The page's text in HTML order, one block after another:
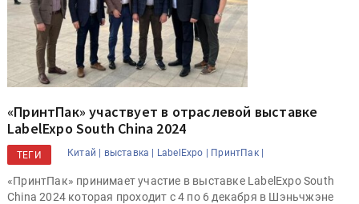
«ПринтПак» участвует в отраслевой выставке
LabelExpo South China 2024
ТЕГИ Китай | выставка | LabelExpo | ПринтПак |
«ПринтПак» принимает участие в выставке LabelExpo South
China 2024 которая проходит с 4 по 6 декабря в Шэньчжэне